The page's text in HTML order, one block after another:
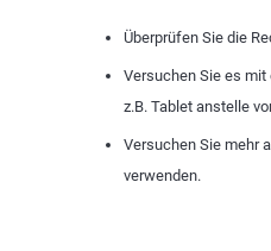
Überprüfen Sie die
Versuchen Sie es
z.B. Tablet anstelle
Versuchen Sie mehr
verwenden.